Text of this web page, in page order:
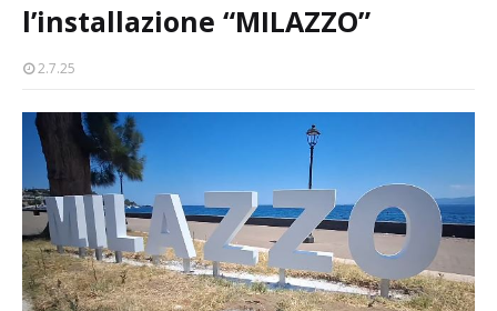
l’installazione “MILAZZO”
2.7.25